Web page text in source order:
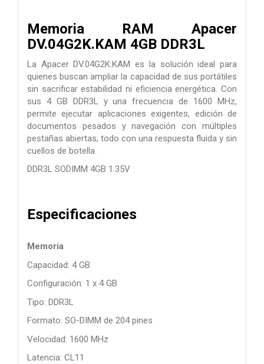
Memoria RAM Apacer
DV.04G2K.KAM 4GB DDR3L
La Apacer DV.04G2K.KAM es la solución ideal para
quienes buscan ampliar la capacidad de sus portátiles
sin sacrificar estabilidad ni eficiencia energética. Con
sus 4 GB DDR3L y una frecuencia de 1600 MHz,
permite ejecutar aplicaciones exigentes, edición de
documentos pesados y navegación con múltiples
pestañas abiertas, todo con una respuesta fluida y sin
cuellos de botella.
DDR3L SODIMM 4GB 1.35V
Especificaciones
Memoria
Capacidad: 4 GB
Configuración: 1 x 4 GB
Tipo: DDR3L
Formato: SO-DIMM de 204 pines
Velocidad: 1600 MHz
Latencia: CL11